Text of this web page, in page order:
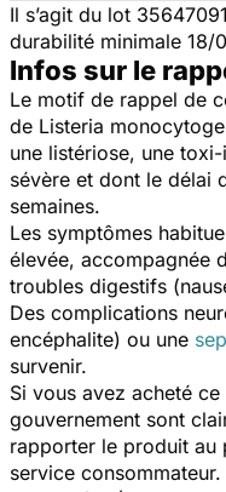
Il s’agit du lot
durabilité minimale 18/
Infos sur le
Le motif de rappel de
de Listeria
une listériose, une
sévère et dont le délai
semaines.
Les symptômes
élevée, accompagnée
troubles digestifs
Des complications
encéphalite) ou une
survenir.
Si vous avez acheté
gouvernement sont
rapporter le produit au
service consommateur.